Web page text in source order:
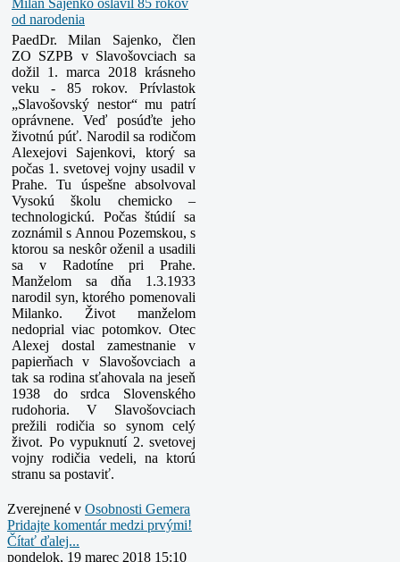
PaedDr. Milan Sajenko, člen
ZO SZPB v Slavošovciach sa
dožil 1. marca 2018 krásneho
veku - 85 rokov. Prívlastok
„Slavošovský nestor“ mu patrí
oprávnene. Veď posúďte jeho
životnú púť. Narodil sa rodičom
Alexejovi Sajenkovi, ktorý sa
počas 1. svetovej vojny usadil v
Prahe. Tu úspešne absolvoval
Vysokú školu chemicko –
technologickú. Počas štúdií sa
zoznámil s Annou Pozemskou, s
ktorou sa neskôr oženil a usadili
sa v Radotíne pri Prahe.
Manželom sa dňa 1.3.1933
narodil syn, ktorého pomenovali
Milanko. Život manželom
nedoprial viac potomkov. Otec
Alexej dostal zamestnanie v
papierňach v Slavošovciach a
tak sa rodina sťahovala na jeseň
1938 do srdca Slovenského
rudohoria. V Slavošovciach
prežili rodičia so synom celý
život. Po vypuknutí 2. svetovej
vojny rodičia vedeli, na ktorú
stranu sa postaviť.
Zverejnené v Osobnosti Gemera
Pridajte komentár medzi prvými!
Čítať ďalej...
pondelok, 19 marec 2018 15:10